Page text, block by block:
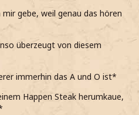
gebe, weil genau das hören
überzeugt von diesem
immerhin das A und O ist*
Happen Steak herumkaue,